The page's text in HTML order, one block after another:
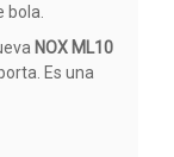
bola.
NOX ML10
Es una